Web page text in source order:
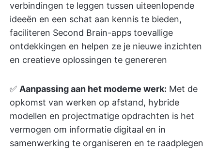
verbindingen te leggen tussen uiteenlopende
ideeën en een schat aan kennis te bieden,
faciliteren Second Brain-apps toevallige
ontdekkingen en helpen ze je nieuwe inzichten
en creatieve oplossingen te genereren
✅ Aanpassing aan het moderne werk: Met de
opkomst van werken op afstand, hybride
modellen en projectmatige opdrachten is het
vermogen om informatie digitaal en in
samenwerking te organiseren en te raadplegen